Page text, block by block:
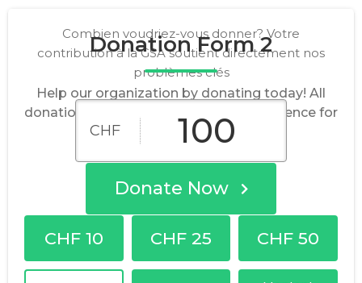
Donation Form 2
Help our organization by donating today! All
donations go directly to making a difference for
our cause.
Donate Now
Combien voudriez-vous donner? Votre
contribution à la GSA soutient directement nos
problèmes clés
CHF
CHF 10 CHF 25 CHF 50